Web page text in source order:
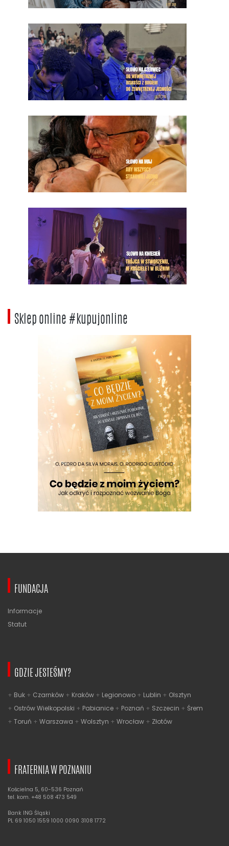
Sklep online #kupujonline
FUNDACJA
Informacje
Statut
GDZIE JESTEŚMY?
Buk Czarnków Kraków Legionowo Lublin
Olsztyn
Ostrów Wielkopolski
Pabianice Poznań Szczecin
Śrem
Toruń
Warszawa Wolsztyn Wrocław Złotów
FRATERNIA W POZNANIU
Kościelna 5, 60-536 Poznań
tel. kom. +48 508 473 549
Bank ING Śląski
PL 69 1050 1559 1000 0090 3108 1772